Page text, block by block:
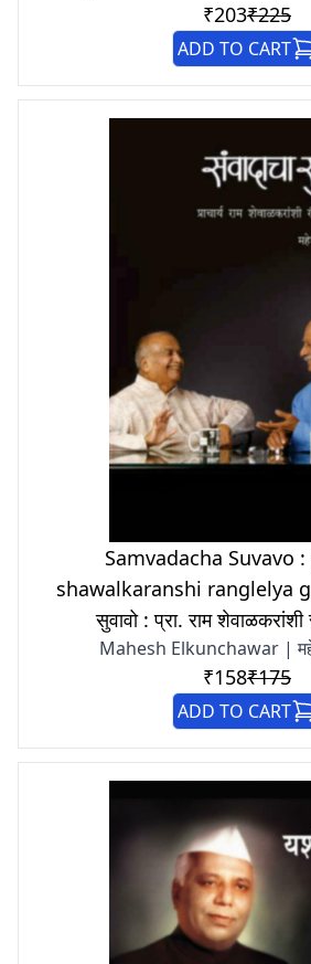
₹203₹225
ADD TO CART
Samvadacha Suvavo
shawalkaranshi ranglelya
सुवावो : प्रा. राम शेवाळकरांशी
Mahesh Elkunchawar |
₹158₹175
ADD TO CART